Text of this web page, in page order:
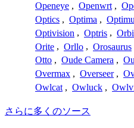
Openeye , Openwrt ,
Optics , Optima ,
Optivision , Optris ,
Orite , Orllo , Orosaurus
Otto , Oude Camera ,
Overmax , Overseer ,
Owlcat , Owluck ,
さらに多くのソース